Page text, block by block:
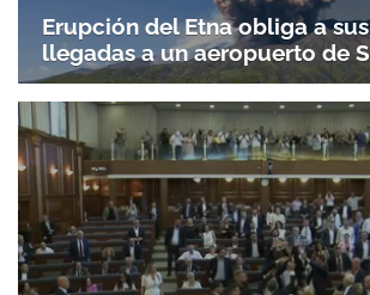
Erupción del Etna obliga a
llegadas a un aeropuerto de